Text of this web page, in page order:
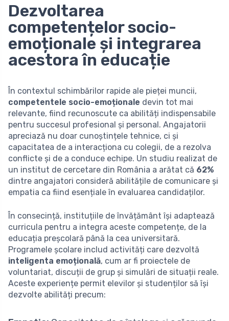
Dezvoltarea
competențelor socio-
emoționale și integrarea
acestora în educație
În contextul schimbărilor rapide ale pieței muncii,
competentele socio-emoționale devin tot mai
relevante, fiind recunoscute ca abilități indispensabile
pentru succesul profesional și personal. Angajatorii
apreciază nu doar cunoștințele tehnice, ci și
capacitatea de a interacționa cu colegii, de a rezolva
conflicte și de a conduce echipe. Un studiu realizat de
un institut de cercetare din România a arătat că 62%
dintre angajatori consideră abilitățile de comunicare și
empatia ca fiind esențiale în evaluarea candidaților.
În consecință, instituțiile de învățământ își adaptează
curricula pentru a integra aceste competențe, de la
educația preșcolară până la cea universitară.
Programele școlare includ activități care dezvoltă
inteligenta emoțională, cum ar fi proiectele de
voluntariat, discuții de grup și simulări de situații reale.
Aceste experiențe permit elevilor și studenților să își
dezvolte abilități precum: